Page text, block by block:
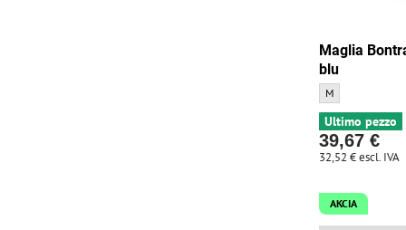
Maglia
blu
Maglia Bontrager
M
Ultimo pezzo
39,67 €
32,52 €escl. IVA
AKCIA